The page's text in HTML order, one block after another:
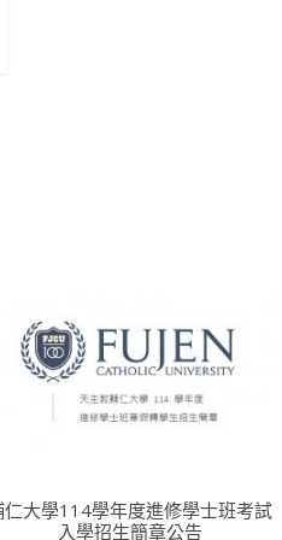
仁大學114學年度進修學士班考試
入學招生簡章公告